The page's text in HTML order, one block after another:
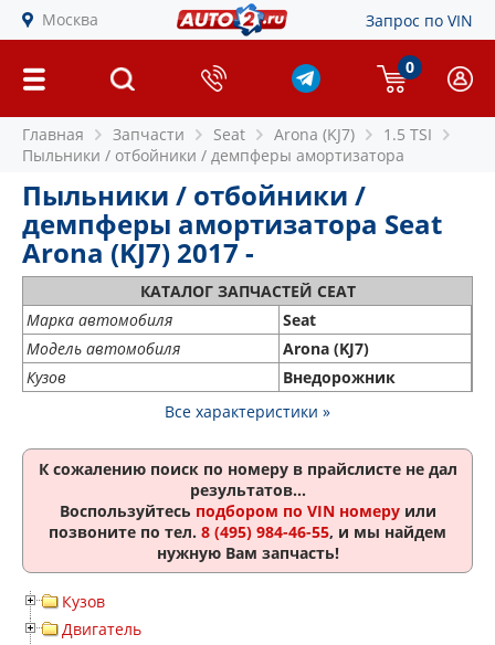
Москва Запрос по VIN
0
Главная Запчасти Seat Arona (KJ7)
1.5 TSI
Пыльники / отбойники / демпферы амортизатора
Пыльники / отбойники /
демпферы амортизатора Seat
Arona (KJ7) 2017 -
КАТАЛОГ ЗАПЧАСТЕЙ СЕАТ
Марка автомобиля
Seat
Модель автомобиля
Arona (KJ7)
Кузов
Внедорожник
Все характеристики »
К сожалению поиск по номеру в прайслисте не дал
результатов...
Воспользуйтесь подбором по VIN номеруили
позвоните по тел. 8 (495) 984-46-55, и мы найдем
нужную Вам запчасть!
Кузов
Двигатель